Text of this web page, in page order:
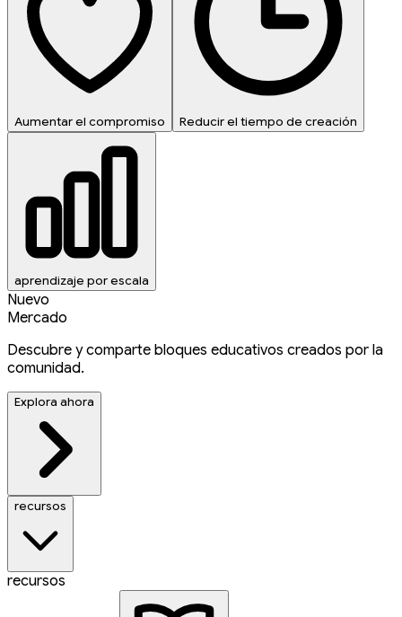
Aumentar el compromiso Reducir el tiempo de creación
aprendizaje por escala
Nuevo
Mercado
Descubre y comparte bloques educativos creados por la
comunidad.
Explora ahora
recursos
recursos